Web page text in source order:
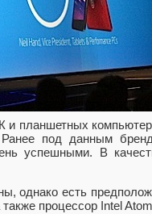
и планшетных
под данным
успешными. В
однако есть
процессор Intel